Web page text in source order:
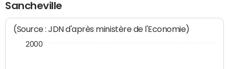
Sancheville
(Source : JDN d'après ministère de l'Economie)
2000